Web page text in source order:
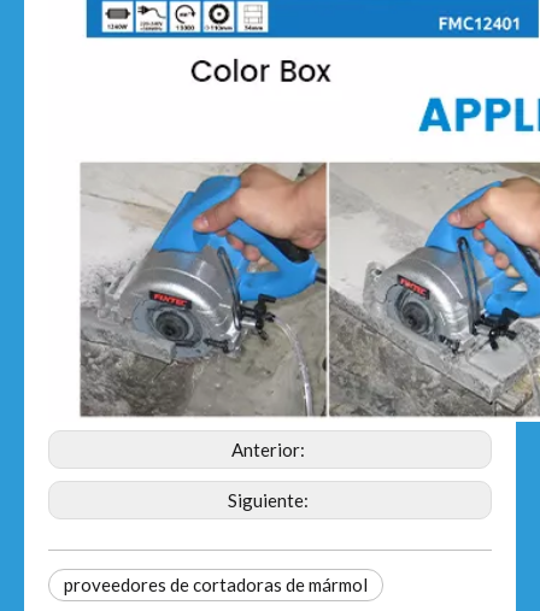
Anterior:
Siguiente:
proveedores de cortadoras de mármol